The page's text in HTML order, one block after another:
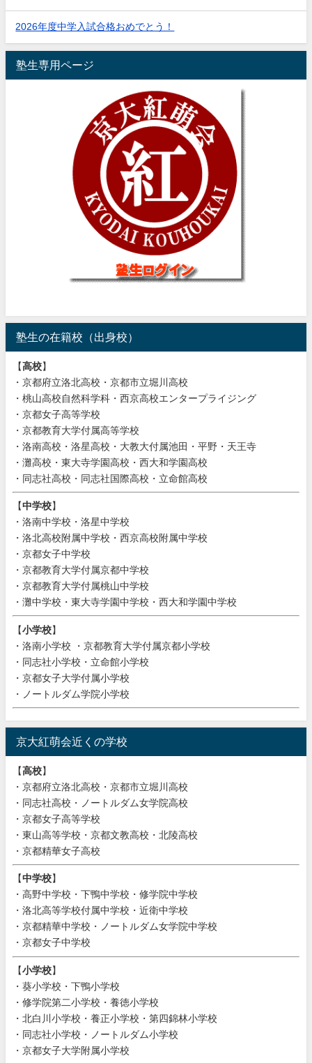
2026年度中学入試合格おめでとう！
塾生専用ページ
塾生の在籍校（出身校）
【高校】
・京都府立洛北高校・京都市立堀川高校
・桃山高校自然科学科・西京高校エンタープライジング
・京都女子高等学校
・京都教育大学付属高等学校
・洛南高校・洛星高校・大教大付属池田・平野・天王寺
・灘高校・東大寺学園高校・西大和学園高校
・同志社高校・同志社国際高校・立命館高校
【中学校】
・洛南中学校・洛星中学校
・洛北高校附属中学校・西京高校附属中学校
・京都女子中学校
・京都教育大学付属京都中学校
・京都教育大学付属桃山中学校
・灘中学校・東大寺学園中学校・西大和学園中学校
【小学校】
・洛南小学校 ・京都教育大学付属京都小学校
・同志社小学校・立命館小学校
・京都女子大学付属小学校
・ノートルダム学院小学校
京大紅萌会近くの学校
【高校】
・京都府立洛北高校・京都市立堀川高校
・同志社高校・ノートルダム女学院高校
・京都女子高等学校
・東山高等学校・京都文教高校・北陵高校
・京都精華女子高校
【中学校】
・高野中学校・下鴨中学校・修学院中学校
・洛北高等学校付属中学校・近衛中学校
・京都精華中学校・ノートルダム女学院中学校
・京都女子中学校
【小学校】
・葵小学校・下鴨小学校
・修学院第二小学校・養徳小学校
・北白川小学校・養正小学校・第四錦林小学校
・同志社小学校・ノートルダム小学校
・京都女子大学附属小学校